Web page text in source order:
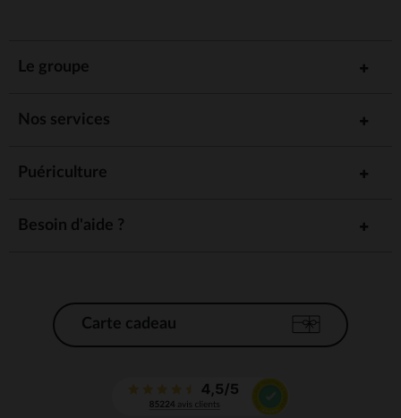
Le groupe
Nos services
Puériculture
Besoin d'aide ?
Carte cadeau